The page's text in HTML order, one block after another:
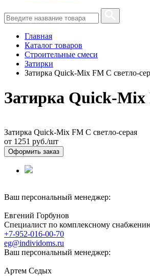
Главная
Каталог товаров
Строительные смеси
Затирки
Затирка Quick-Mix FM C светло-
Затирка Quick-Mix
Затирка Quick-Mix FM C светло-серая
от 1251 руб./шт
Оформить заказ
Ваш персональный менеджер:
Евгений Горбунов
Специалист по комплексному
+7-952-016-00-70
eg@individoms.ru
Ваш персональный менеджер:
Артем Седых